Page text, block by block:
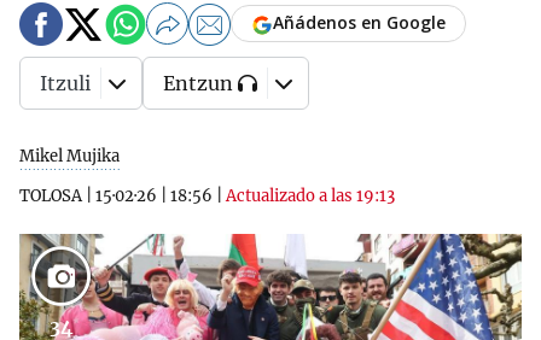
Mikel Mujika
TOLOSA| 15·02·26 18:56 |Actualizado a las 19:13
Añádenos en Google
Itzuli Entzun
34